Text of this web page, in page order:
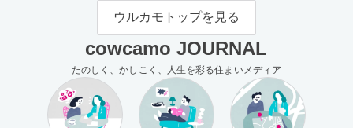
主さま向け）
ウルカモトップを見る
cowcamo JOURNAL
たのしく、かしこく、人生を彩る住まいメディア